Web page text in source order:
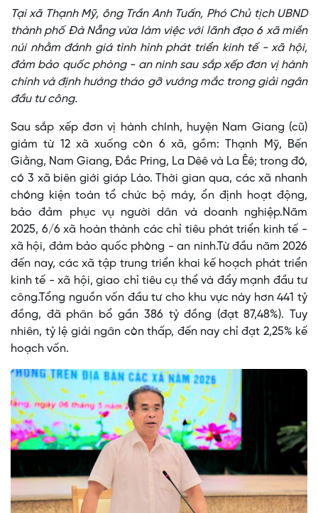
Tại xã Thạnh Mỹ, ông Trần Anh Tuấn, Phó Chủ tịch UBND
thành phố Đà Nẵng vừa làm việc với lãnh đạo 6 xã miền
núi nhằm đánh giá tình hình phát triển kinh tế - xã hội,
đảm bảo quốc phòng - an ninh sau sắp xếp đơn vị hành
chính và định hướng tháo gỡ vướng mắc trong giải ngân
đầu tư công.
Sau sắp xếp đơn vị hành chính, huyện Nam Giang (cũ)
giảm từ 12 xã xuống còn 6 xã, gồm: Thạnh Mỹ, Bến
Giằng, Nam Giang, Đắc Pring, La Dêê và La Êê; trong đó,
có 3 xã biên giới giáp Lào. Thời gian qua, các xã nhanh
chóng kiện toàn tổ chức bộ máy, ổn định hoạt động,
bảo đảm phục vụ người dân và doanh nghiệp.Năm
2025, 6/6 xã hoàn thành các chỉ tiêu phát triển kinh tế -
xã hội, đảm bảo quốc phòng - an ninh.Từ đầu năm 2026
đến nay, các xã tập trung triển khai kế hoạch phát triển
kinh tế - xã hội, giao chỉ tiêu cụ thể và đẩy mạnh đầu tư
công.Tổng nguồn vốn đầu tư cho khu vực này hơn 441 tỷ
đồng, đã phân bổ gần 386 tỷ đồng (đạt 87,48%). Tuy
nhiên, tỷ lệ giải ngân còn thấp, đến nay chỉ đạt 2,25% kế
hoạch vốn.